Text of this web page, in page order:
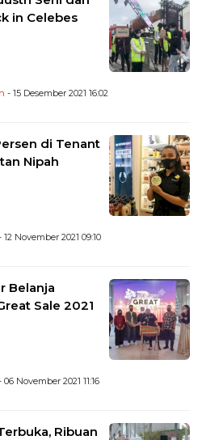
in Celebes
- 15 Desember 2021 16:02
di Tenant
Nipah
12 November 2021 09:10
Belanja
Sale 2021
06 November 2021 11:16
Ribuan